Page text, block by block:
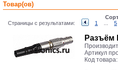
Товар(ов)
Страницы с результатами:
1 5
Разъём
Артикул
Код